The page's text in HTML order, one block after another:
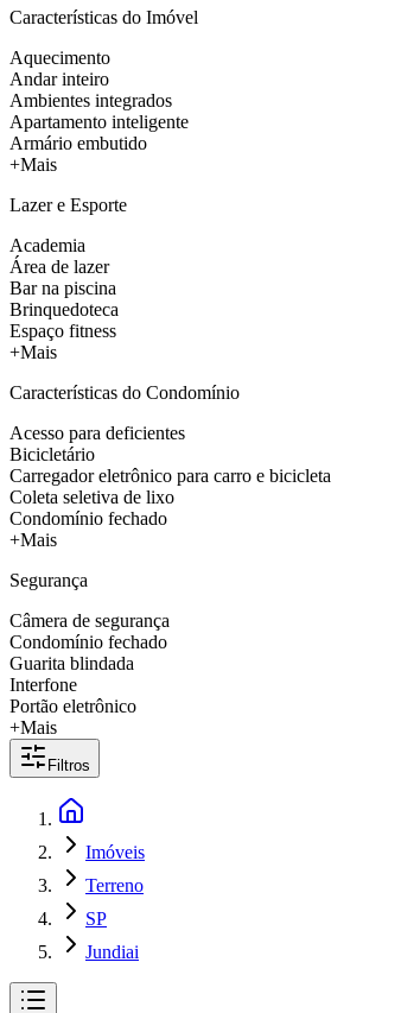
Características do Imóvel
Aquecimento
Andar inteiro
Ambientes integrados
Apartamento inteligente
Armário embutido
+Mais
Lazer e Esporte
Academia
Área de lazer
Bar na piscina
Brinquedoteca
Espaço fitness
+Mais
Características do Condomínio
Acesso para deficientes
Bicicletário
Carregador eletrônico para carro e bicicleta
Coleta seletiva de lixo
Condomínio fechado
+Mais
Segurança
Câmera de segurança
Condomínio fechado
Guarita blindada
Interfone
Portão eletrônico
+Mais
Filtros
Imóveis
Terreno
SP
Jundiai